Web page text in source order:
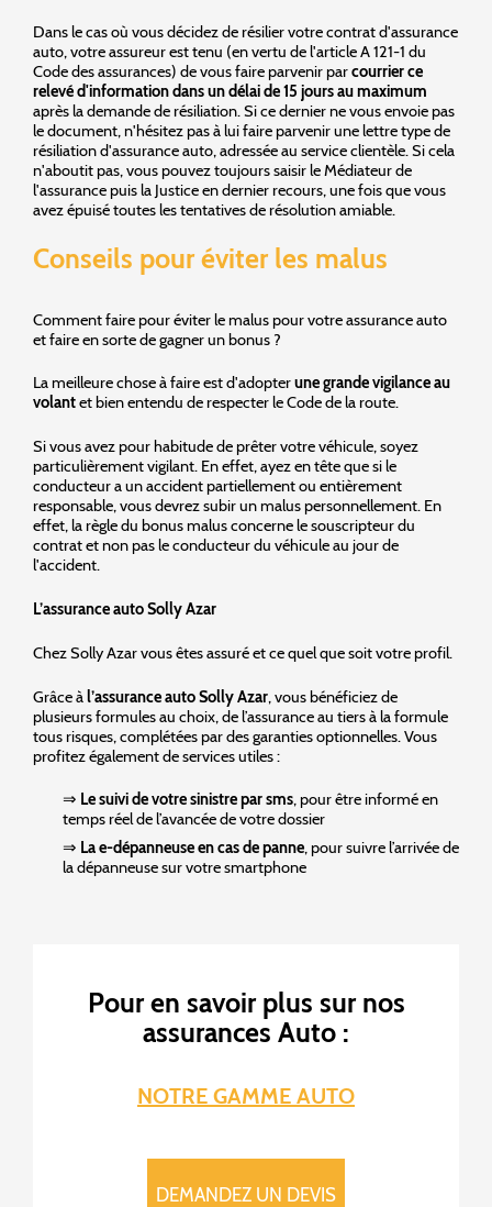
Dans le cas où vous décidez de résilier votre contrat d'assurance
auto, votre assureur est tenu (en vertu de l'article A 121-1 du
Code des assurances) de vous faire parvenir parcourrier ce
relevé d'information dans un délai de 15 jours au maximum
après la demande de résiliation. Si ce dernier ne vous envoie pas
le document, n'hésitez pas à lui faire parvenir une lettre type de
résiliation d'assurance auto, adressée au service clientèle. Si cela
n'aboutit pas, vous pouvez toujours saisir le Médiateur de
l'assurance puis la Justice en dernier recours, une fois que vous
avez épuisé toutes les tentatives de résolution amiable.
Conseils pour éviter les malus
Comment faire pour éviter le malus pour votre assurance auto
et faire en sorte de gagner un bonus ?
La meilleure chose à faire est d'adopterune grande vigilance au
volantet bien entendu de respecter le Code de la route.
Si vous avez pour habitude de prêter votre véhicule, soyez
particulièrement vigilant. En effet, ayez en tête que si le
conducteur a un accident partiellement ou entièrement
responsable, vous devrez subir un malus personnellement. En
effet, la règle du bonus malus concerne le souscripteur du
contrat et non pas le conducteur du véhicule au jour de
l'accident.
L’assurance auto Solly Azar
Chez Solly Azar vous êtes assuré et ce quel que soit votre profil.
Grâce àl’assurance auto Solly Azar, vous bénéficiez de
plusieurs formules au choix, de l’assurance au tiers à la formule
tous risques, complétées par des garanties optionnelles. Vous
profitez également de services utiles :
⇒ Le suivi de votre sinistre par sms, pour être informé en
temps réel de l’avancée de votre dossier
⇒ La e-dépanneuse en cas de panne, pour suivre l’arrivée de
la dépanneuse sur votre smartphone
Pour en savoir plus sur nos
assurances Auto :
NOTRE GAMME AUTO
DEMANDEZ UN DEVIS